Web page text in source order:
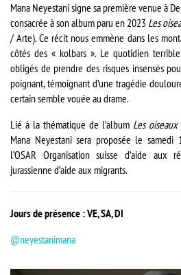
Mana Neyestani signe sa première venue à
consacrée à son album paru en 2023 Les
/ Arte). Ce récit nous emmène dans les
côtés des « kolbars ». Le quotidien
obligés de prendre des risques insensés
poignant, témoignant d’une tragédie
certain semble vouée au drame.
Lié à la thématique de l’album Les
Mana Neyestani sera proposée le
l’OSAR Organisation suisse d’aide aux
jurassienne d’aide aux migrants.
Jours de présence : VE, SA, DI
@neyestanimana